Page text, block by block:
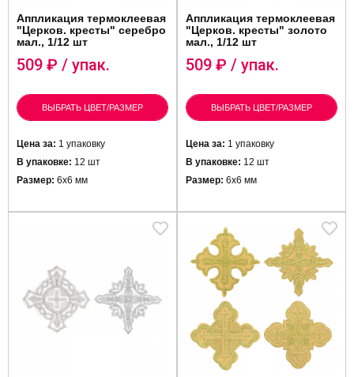
Аппликация термоклеевая
"Церков. кресты" серебро
мал., 1/12 шт
509 ₽ / упак.
ВЫБРАТЬ ЦВЕТ/РАЗМЕР
Цена за: 1 упаковку
В упаковке: 12 шт
Размер: 6х6 мм
Аппликация термоклеевая
"Церков. кресты" золото
мал., 1/12 шт
509 ₽ / упак.
ВЫБРАТЬ ЦВЕТ/РАЗМЕР
Цена за: 1 упаковку
В упаковке: 12 шт
Размер: 6х6 мм